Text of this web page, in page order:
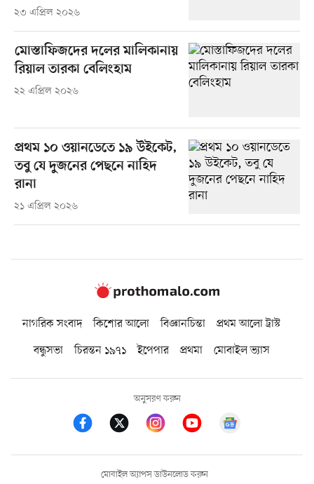
২৩ এপ্রিল ২০২৬
মোস্তাফিজদের দলের মালিকানায়
রিয়াল তারকা বেলিংহাম
২২ এপ্রিল ২০২৬
প্রথম ১০ ওয়ানডেতে ১৯ উইকেট,
তবু যে দুজনের পেছনে নাহিদ
রানা
২১ এপ্রিল ২০২৬
নাগরিক সংবাদ কিশোর আলো বিজ্ঞানচিন্তা
প্রথম আলো ট্রাস্ট
বন্ধুসভা
চিরন্তন ১৯৭১ ইপেপার প্রথমা মোবাইল ভ্যাস
অনুসরণ করুন
মোবাইল অ্যাপস ডাউনলোড করুন